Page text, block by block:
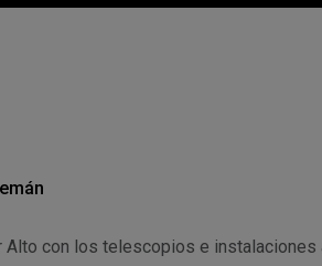
Alto con los telescopios e instalaciones